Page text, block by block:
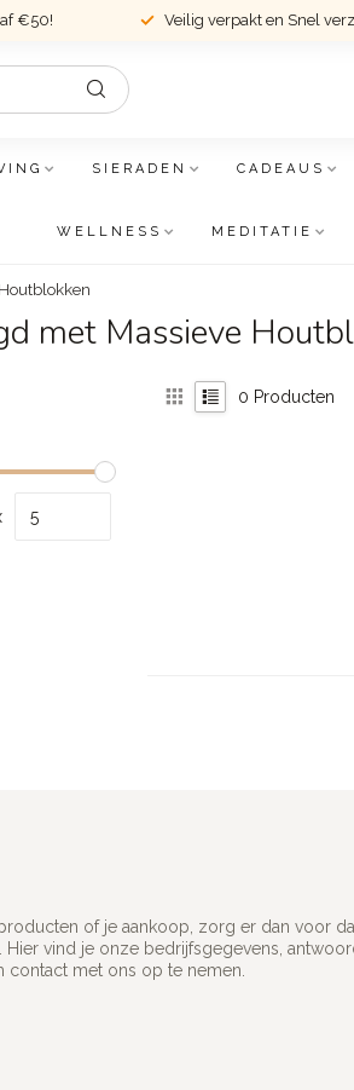
€50! Veilig verpakt en Snel
SIERADEN CADEAUS
WELLNESS MEDITATIE
met Massieve
0 Producten
of je aankoop, zorg er dan voor
Hier vind je onze bedrijfsgegevens,
met ons op te nemen.